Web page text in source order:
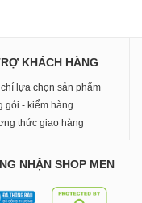
KHÁCH HÀNG
lựa chọn sản phẩm
gói - kiểm hàng
thức giao hàng
NHẬN SHOP MEN